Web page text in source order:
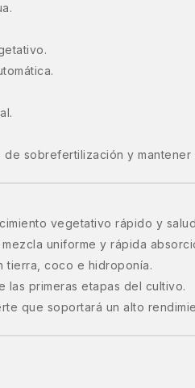
sobrefertilización y
vegetativo rápido y
uniforme y rápida
tierra, coco e hidroponía.
las primeras etapas del cultivo.
que soportará un alto